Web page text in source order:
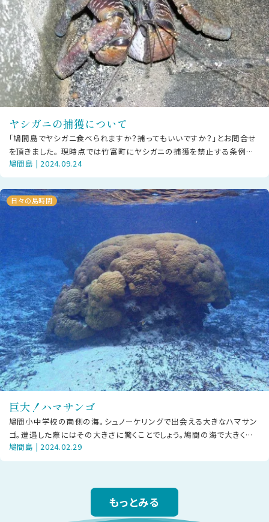
ヤシガニの捕獲について
「鳩間島でヤシガニ食べられますか？捕ってもいいですか？」とお問合せ
を頂きました。 現時点では竹富町にヤシガニの捕獲を禁止する条例は
ありません（近隣の石垣市に
鳩間島 | 2024.09.24
日々の島時間
巨大！ハマサンゴ
鳩間小中学校の南側の海。シュノーケリングで出会える大きなハマサン
ゴ。遭遇した際にはその大きさに驚くことでしょう。鳩間の海で大きく成
長できたのは、環境が豊かな証で
鳩間島 | 2024.02.29
もっとみる